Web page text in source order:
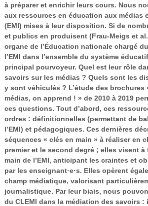
à préparer et enrichir leurs cours. Nous
aux ressources en éducation aux médias
(EMI) mises à leur disposition. Si de
et publics en produisent (Frau-Meigs et
organe de l’Éducation nationale chargé
l’EMI dans l’ensemble du système
principal pourvoyeur. Quel est leur rôle
savoirs sur les médias ? Quels sont les
y sont véhiculés ? L’étude des brochures
médias, on apprend ! » de 2010 à 2019
ces questions. Tout d’abord, ces
ordres : définitionnelles (permettant de
l’EMI) et pédagogiques. Ces dernières
séquences « clés en main » à réaliser en
premier et le second degré ; elles visent
main de l’EMI, anticipant les craintes et
par les enseignant·e·s. Elles opèrent
champ médiatique, valorisant
journalistique. Par leur biais, nous
du CLEMI dans la médiation des savoirs :